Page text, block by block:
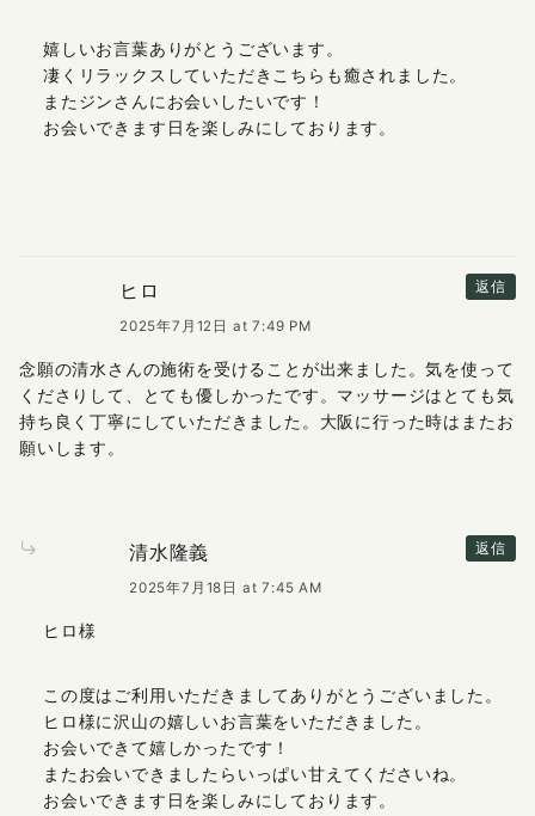
嬉しいお言葉ありがとうございます。
凄くリラックスしていただきこちらも癒されました。
またジンさんにお会いしたいです！
お会いできます日を楽しみにしております。
返信
ヒロ
2025年7月12日 at 7:49 PM
念願の清水さんの施術を受けることが出来ました。気を使って
くださりして、とても優しかったです。マッサージはとても気
持ち良く丁寧にしていただきました。大阪に行った時はまたお
願いします。
返信
清水隆義
2025年7月18日 at 7:45 AM
ヒロ様
この度はご利用いただきましてありがとうございました。
ヒロ様に沢山の嬉しいお言葉をいただきました。
お会いできて嬉しかったです！
またお会いできましたらいっぱい甘えてくださいね。
お会いできます日を楽しみにしております。